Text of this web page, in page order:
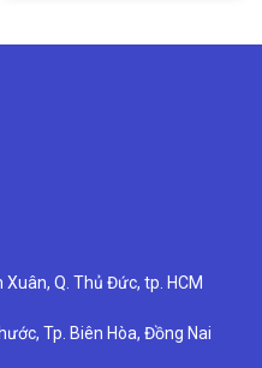
Xuân, Q. Thủ Đức, tp. HCM
Tp. Biên Hòa, Đồng Nai